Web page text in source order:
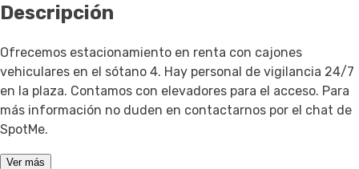
Descripción
Ofrecemos estacionamiento en renta con cajones
vehiculares en el sótano 4. Hay personal de vigilancia 24/7
en la plaza. Contamos con elevadores para el acceso. Para
más información no duden en contactarnos por el chat de
SpotMe.
Ver más